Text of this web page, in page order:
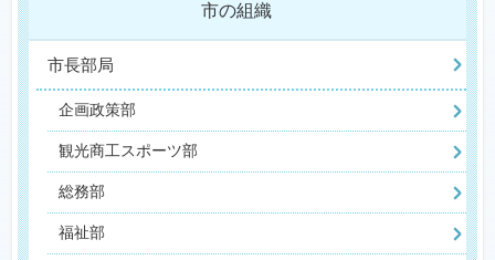
市の組織
市長部局
企画政策部
観光商工スポーツ部
総務部
福祉部